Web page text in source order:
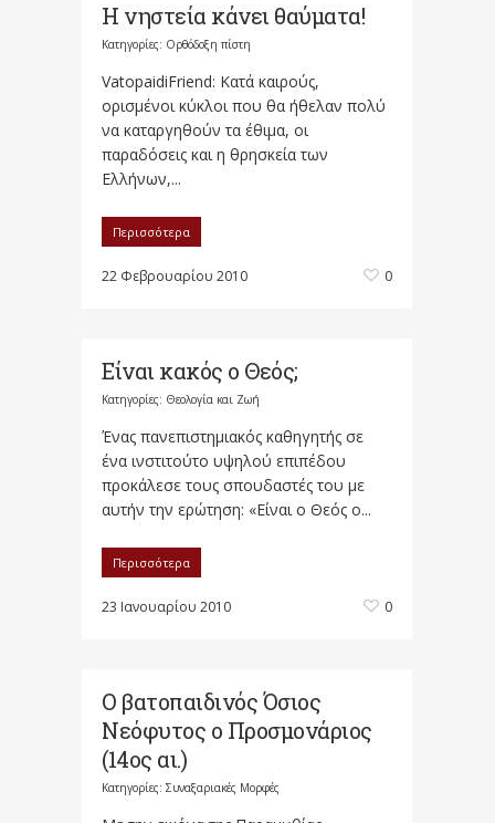
Η νηστεία κάνει θαύματα!
Κατηγορίες: Ορθόδοξη πίστη
VatopaidiFriend: Κατά καιρούς,
ορισμένοι κύκλοι που θα ήθελαν πολύ
να καταργηθούν τα έθιμα, οι
παραδόσεις και η θρησκεία των
Ελλήνων,...
Περισσότερα
22 Φεβρουαρίου 2010 0
Είναι κακός ο Θεός;
Κατηγορίες: Θεολογία και Ζωή
Ένας πανεπιστημιακός καθηγητής σε
ένα ινστιτούτο υψηλού επιπέδου
προκάλεσε τους σπουδαστές του με
αυτήν την ερώτηση: «Είναι ο Θεός ο...
Περισσότερα
23 Ιανουαρίου 2010 0
Ο βατοπαιδινός Όσιος
Νεόφυτος ο Προσμονάριος
(14ος αι.)
Κατηγορίες: Συναξαριακές Μορφές